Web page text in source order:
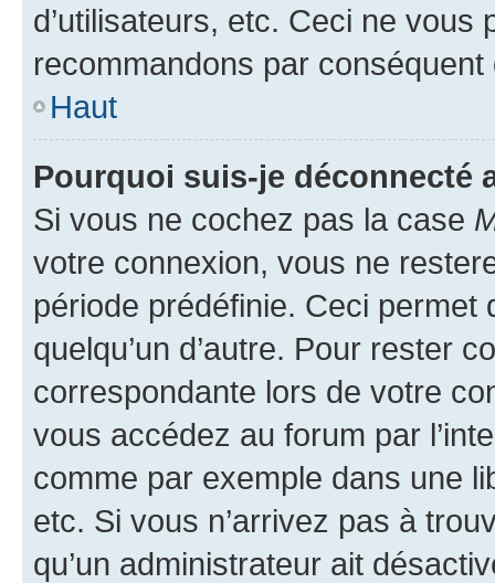
d’utilisateurs, etc. Ceci ne vous
recommandons par conséquent
Haut
Pourquoi suis-je déconnecté
Si vous ne cochez pas la case
votre connexion, vous ne
période prédéfinie. Ceci permet
quelqu’un d’autre. Pour rester
correspondante lors de votre
vous accédez au forum par
comme par exemple dans une
etc. Si vous n’arrivez pas à
qu’un administrateur ait